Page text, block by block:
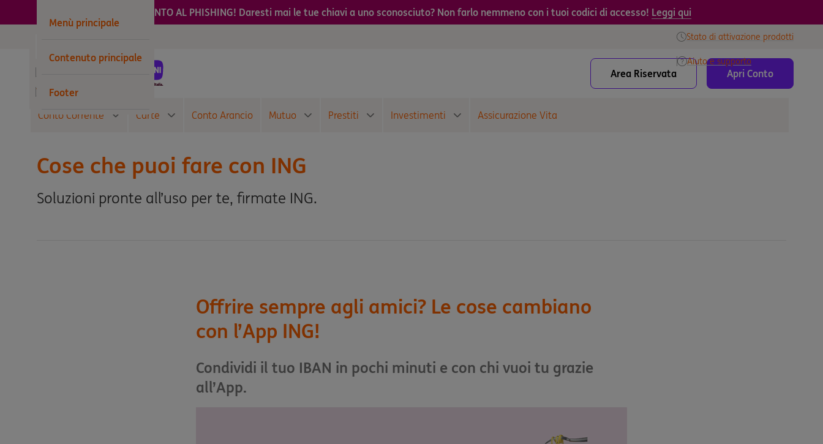
Menù principale
Contenuto principale
Footer
ATTENTO AL PHISHING! Daresti mai le tue chiavi a uno sconosciuto? Non farlo nemmeno con i tuoi codici di accesso! Leggi qui
Wholesale
Stato di attivazione prodotti
Aiuto e supporto
Area Riservata Apri Conto
Conto Corrente Carte Conto Arancio Mutuo Prestiti Investimenti Assicurazione Vita
Cose che puoi fare con ING
Soluzioni pronte all’uso per te, firmate ING.
Offrire sempre agli amici? Le cose cambiano
con l’App ING!
Condividi il tuo IBAN in pochi minuti e con chi vuoi tu grazie
all’App.